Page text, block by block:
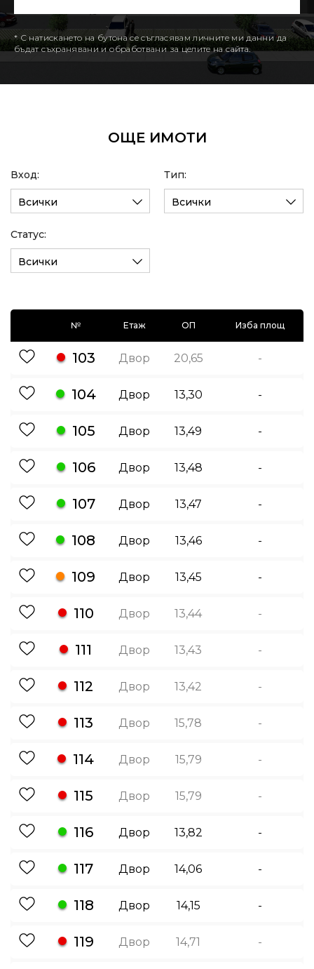
* С натискането на бутона се съгласявам личните ми данни да
бъдат съхранявани и обработвани за целите на сайта.
ОЩЕ ИМОТИ
Вход:
Всички
Тип:
Всички
Статус:
Всички
№ Етаж ОП Изба площ
103 Двор 20,65 -
104 Двор 13,30 -
105 Двор 13,49 -
106 Двор 13,48 -
107 Двор 13,47 -
108 Двор 13,46 -
109 Двор 13,45 -
110 Двор 13,44 -
111 Двор 13,43 -
112 Двор 13,42 -
113 Двор 15,78 -
114 Двор 15,79 -
115 Двор 15,79 -
116 Двор 13,82 -
117 Двор 14,06 -
118 Двор 14,15 -
119 Двор 14,71 -